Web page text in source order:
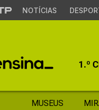
NOTÍCIAS
1.º
MUSEUS